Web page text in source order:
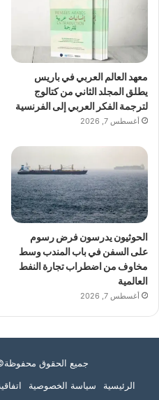
معهد العالم العربي في باريس
يطلق المجلد الثاني من كتالوج
لترجمة الفكر العربي إلى الفرنسية
أغسطس 7, 2026
الحوثيون يدرسون فرض رسوم
على السفن في باب المندب وسط
مخاوف من اضطراب تجارة النفط
العالمية
أغسطس 7, 2026
جميع الحقوق محفوظة© 2026 الكرامة
الرئيسية
سياسة الخصوصية